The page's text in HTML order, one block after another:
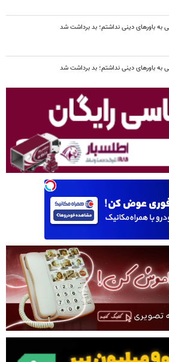
باورهای دینی نداشتم؛ بد برداشت شد
باورهای دینی نداشتم؛ بد برداشت شد